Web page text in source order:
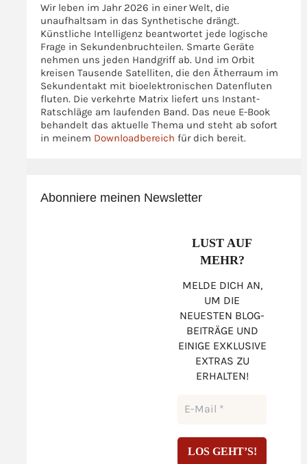
Wir leben im Jahr 2026 in einer Welt, die
unaufhaltsam in das Synthetische drängt.
Künstliche Intelligenz beantwortet jede logische
Frage in Sekundenbruchteilen. Smarte Geräte
nehmen uns jeden Handgriff ab. Und im Orbit
kreisen Tausende Satelliten, die den Ätherraum im
Sekundentakt mit bioelektronischen Datenfluten
fluten. Die verkehrte Matrix liefert uns Instant-
Ratschläge am laufenden Band. Das neue E-Book
behandelt das aktuelle Thema und steht ab sofort
in meinem Downloadbereich für dich bereit.
Abonniere meinen Newsletter
LUST AUF
MEHR?
MELDE DICH AN,
UM DIE
NEUESTEN BLOG-
BEITRÄGE UND
EINIGE EXKLUSIVE
EXTRAS ZU
ERHALTEN!